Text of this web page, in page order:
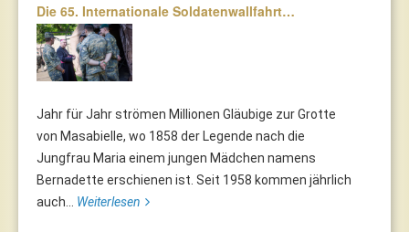
Die 65. Internationale Soldatenwallfahrt…
Jahr für Jahr strömen Millionen Gläubige zur Grotte
von Masabielle, wo 1858 der Legende nach die
Jungfrau Maria einem jungen Mädchen namens
Bernadette erschienen ist. Seit 1958 kommen jährlich
auch... Weiterlesen